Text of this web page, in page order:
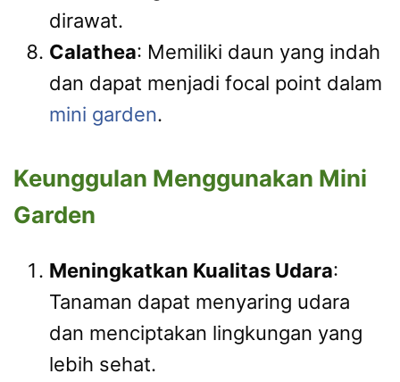
dirawat.
Calathea: Memiliki daun yang indah
dan dapat menjadi focal point dalam
mini garden.
Keunggulan Menggunakan Mini
Garden
Meningkatkan Kualitas Udara:
Tanaman dapat menyaring udara
dan menciptakan lingkungan yang
lebih sehat.